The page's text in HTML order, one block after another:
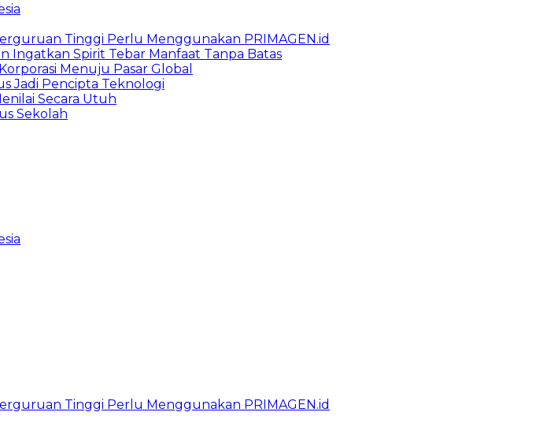
Tinggi Perlu Menggunakan PRIMAGEN.id
Ingatkan Spirit Tebar Manfaat Tanpa Batas
Menuju Pasar Global
Jadi Pencipta Teknologi
Secara Utuh
Sekolah
Tinggi Perlu Menggunakan PRIMAGEN.id